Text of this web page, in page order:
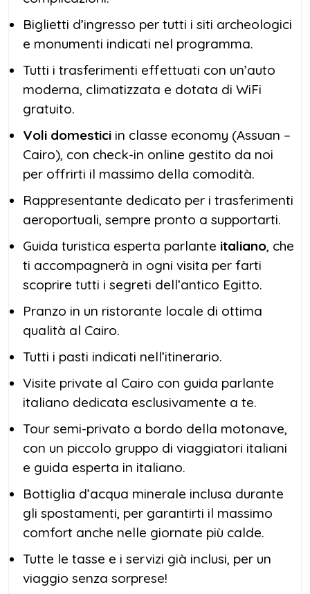
Biglietti d’ingresso per tutti i siti archeologici
e monumenti indicati nel programma.
Tutti i trasferimenti effettuati con un’auto
moderna, climatizzata e dotata di WiFi
gratuito.
Voli domestici in classe economy (Assuan –
Cairo), con check-in online gestito da noi
per offrirti il massimo della comodità.
Rappresentante dedicato per i trasferimenti
aeroportuali, sempre pronto a supportarti.
Guida turistica esperta parlante italiano, che
ti accompagnerà in ogni visita per farti
scoprire tutti i segreti dell’antico Egitto.
Pranzo in un ristorante locale di ottima
qualità al Cairo.
Tutti i pasti indicati nell’itinerario.
Visite private al Cairo con guida parlante
italiano dedicata esclusivamente a te.
Tour semi-privato a bordo della motonave,
con un piccolo gruppo di viaggiatori italiani
e guida esperta in italiano.
Bottiglia d’acqua minerale inclusa durante
gli spostamenti, per garantirti il massimo
comfort anche nelle giornate più calde.
Tutte le tasse e i servizi già inclusi, per un
viaggio senza sorprese!